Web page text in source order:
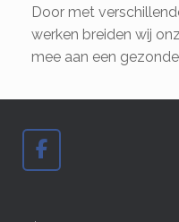
Door met
werken breiden wij
mee aan een